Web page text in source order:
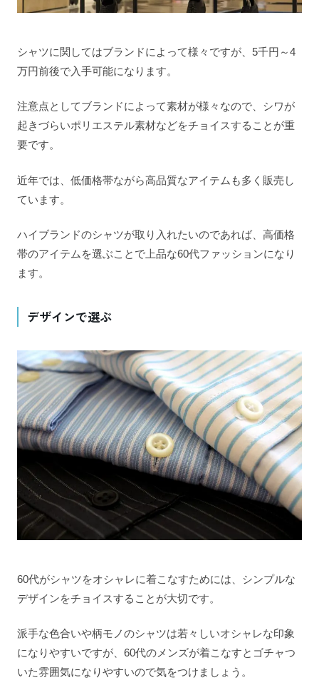
シャツに関してはブランドによって様々ですが、5千円～4
万円前後で入手可能になります。
注意点としてブランドによって素材が様々なので、シワが
起きづらいポリエステル素材などをチョイスすることが重
要です。
近年では、低価格帯ながら高品質なアイテムも多く販売し
ています。
ハイブランドのシャツが取り入れたいのであれば、高価格
帯のアイテムを選ぶことで上品な60代ファッションになり
ます。
デザインで選ぶ
60代がシャツをオシャレに着こなすためには、シンプルな
デザインをチョイスすることが大切です。
派手な色合いや柄モノのシャツは若々しいオシャレな印象
になりやすいですが、60代のメンズが着こなすとゴチャつ
いた雰囲気になりやすいので気をつけましょう。